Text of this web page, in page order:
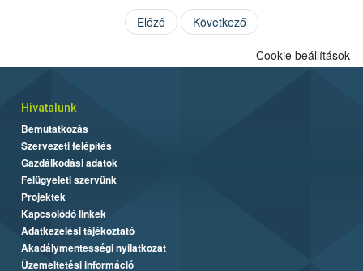
Előző Következő
Cookie beállítások
Hivatalunk
Bemutatkozás
Szervezeti felépítés
Gazdálkodási adatok
Felügyeleti szervünk
Projektek
Kapcsolódó linkek
Adatkezelési tájékoztató
Akadálymentességi nyilatkozat
Üzemeltetési információ